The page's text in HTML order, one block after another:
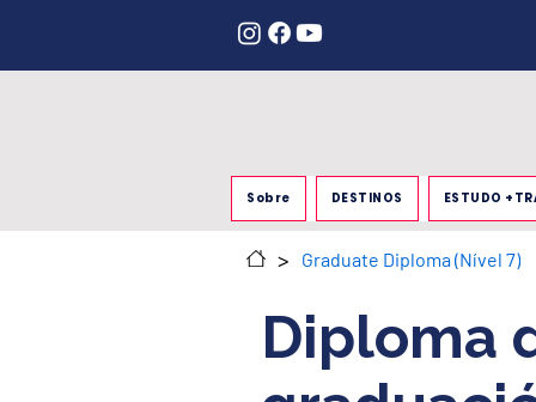
Sobre DESTINOS ESTUDO
Diploma
> Graduate Diploma (Nível 7)